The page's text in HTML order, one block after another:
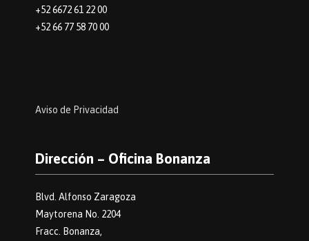
+52 6672 61 22 00
+52 66 77 58 70 00
Aviso de Privacidad
Dirección – Oficina Bonanza
Blvd. Alfonso Zaragoza
Maytorena No. 2204
Fracc. Bonanza,